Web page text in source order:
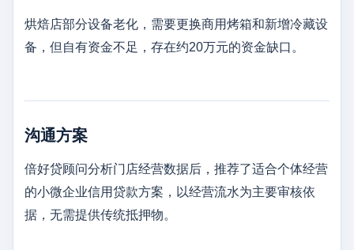
烘焙店部分设备老化，需要更换商用烤箱和新增冷藏设
备，但自有资金不足，存在约20万元的资金缺口。
沟通方案
倍好贷顾问分析门店经营数据后，推荐了适合个体经营
的小微企业信用贷款方案，以经营流水为主要审核依
据，无需提供传统抵押物。